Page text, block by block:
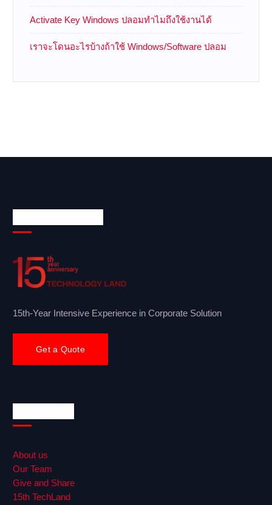
Activate Key Windows ปลอมทำไมถึงใช้งานได้
เราจะโดนอะไรบ้างถ้าใช้ Windows/Software ปลอม
15th-Year Intensive Experience in Corporate Solution
Get a Quote
About us
Our Team
Give and Share
15th TechLand